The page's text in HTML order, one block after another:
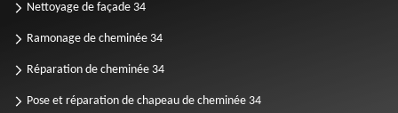
Nettoyage de façade 34
Ramonage de cheminée 34
Réparation de cheminée 34
Pose et réparation de chapeau de cheminée 34